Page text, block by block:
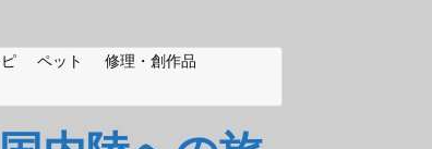
ペット
修理・創作品